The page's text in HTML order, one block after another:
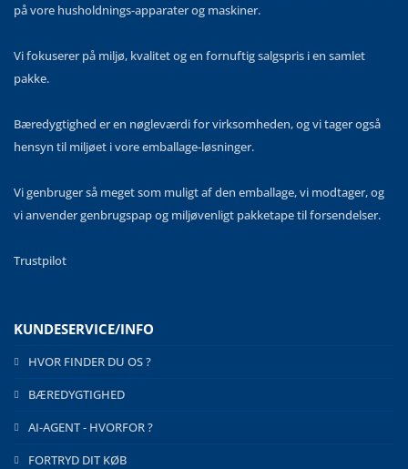
på vore husholdnings-apparater og maskiner.
Vi fokuserer på miljø, kvalitet og en fornuftig salgspris i en samlet
pakke.
Bæredygtighed er en nøgleværdi for virksomheden, og vi tager også
hensyn til miljøet i vore emballage-løsninger.
Vi genbruger så meget som muligt af den emballage, vi modtager, og
vi anvender genbrugspap og miljøvenligt pakketape til forsendelser.
Trustpilot
KUNDESERVICE/INFO
HVOR FINDER DU OS ?
BÆREDYGTIGHED
AI-AGENT - HVORFOR ?
FORTRYD DIT KØB